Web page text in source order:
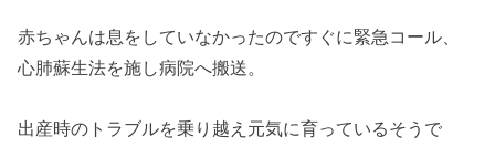
赤ちゃんは息をしていなかったのですぐに緊急コール、
心肺蘇生法を施し病院へ搬送。
出産時のトラブルを乗り越え元気に育っているそうで